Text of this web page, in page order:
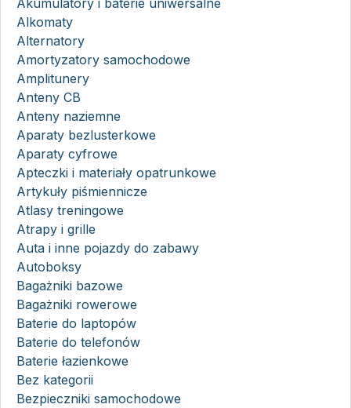
Akumulatory i baterie uniwersalne
Alkomaty
Alternatory
Amortyzatory samochodowe
Amplitunery
Anteny CB
Anteny naziemne
Aparaty bezlusterkowe
Aparaty cyfrowe
Apteczki i materiały opatrunkowe
Artykuły piśmiennicze
Atlasy treningowe
Atrapy i grille
Auta i inne pojazdy do zabawy
Autoboksy
Bagażniki bazowe
Bagażniki rowerowe
Baterie do laptopów
Baterie do telefonów
Baterie łazienkowe
Bez kategorii
Bezpieczniki samochodowe